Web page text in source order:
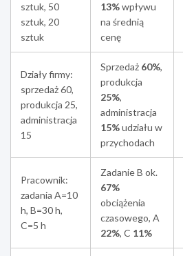
sztuk, 50
sztuk, 20
sztuk
13%wpływu
na średnią
cenę
Działy firmy:
sprzedaż 60,
produkcja 25,
administracja
15
Sprzedaż 60%,
produkcja
25%,
administracja
15%udziału w
przychodach
Pracownik:
zadania A=10
h, B=30 h,
C=5 h
Zadanie B ok.
67%
obciążenia
czasowego, A
22%, C 11%